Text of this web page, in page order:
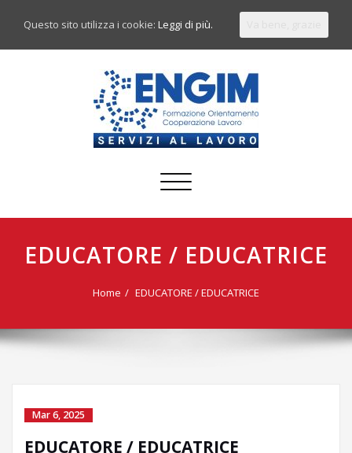
Commuta
EDUCATORE / EDUCATRICE
Home EDUCATORE / EDUCATRICE
Mar 6, 2025
EDUCATORE / EDUCATRICE
Questo sito utilizza i cookie:Leggi di più.